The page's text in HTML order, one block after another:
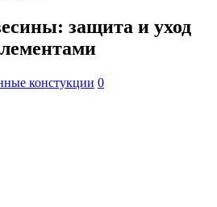
защита и уход
констукции 0